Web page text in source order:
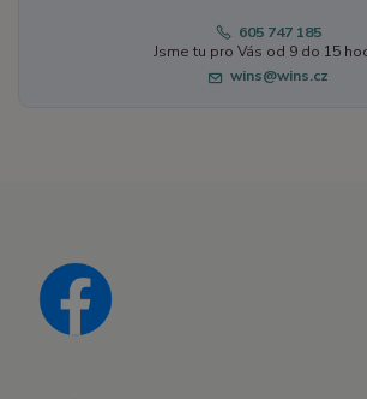
605 747 185
Jsme tu pro Vás od 9 do 15
wins@wins.cz